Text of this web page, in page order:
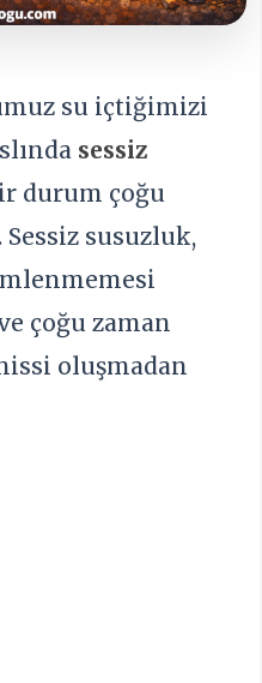
su içtiğimizi
sessiz
durum çoğu
susuzluk,
çoğu zaman
oluşmadan